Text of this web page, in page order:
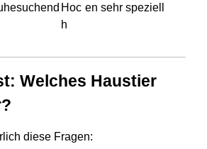
Hoc
h
en sehr speziell
Welches Haustier
diese Fragen: